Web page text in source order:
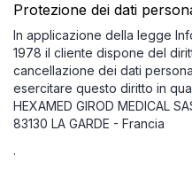
Protezione dei dati
In applicazione della legge
1978 il cliente dispone del
cancellazione dei dati
esercitare questo diritto in
HEXAMED GIROD MEDICAL
83130 LA GARDE - Francia
.